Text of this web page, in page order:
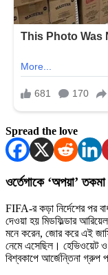
Spread the love
ওর্তেগাকে ‘অপয়া’ তকমা
FIFA-র কড়া নির্দেশের পর
দেওয়া হয় মিডফিল্ডার
মনে করেন, জোর করে এই
নেমে এসেছিল। হেভিওয়েট ও
বিশ্বকাপে আর্জেন্তিনা গ্রুপ